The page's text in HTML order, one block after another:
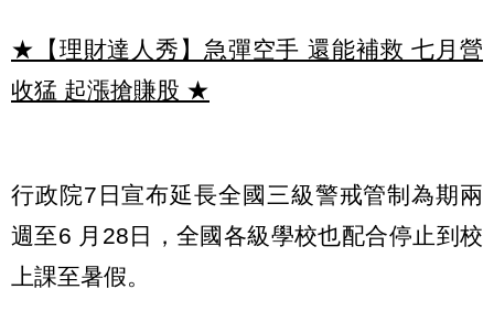
★【理財達人秀】急彈空手 還能補救 七月營
收猛 起漲搶賺股 ★
行政院7日宣布延長全國三級警戒管制為期兩
週至6 月28日，全國各級學校也配合停止到校
上課至暑假。